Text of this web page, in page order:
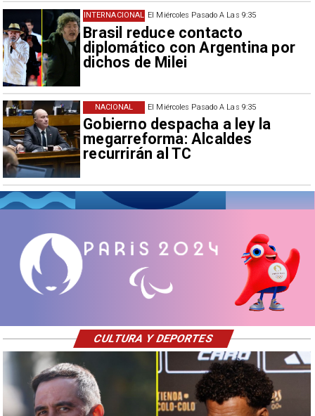
El Miércoles Pasado A Las 9:35
Brasil reduce contacto
diplomático con Argentina por
dichos de Milei
INTERNACIONAL
El Miércoles Pasado A Las 9:35
Gobierno despacha a ley la
megarreforma: Alcaldes
recurrirán al TC
NACIONAL
CULTURA Y DEPORTES